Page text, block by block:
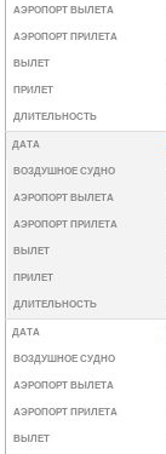
АЭРОПОРТ ВЫЛЕТА
АЭРОПОРТ ПРИЛЕТА
ВЫЛЕТ
ПРИЛЕТ
ДЛИТЕЛЬНОСТЬ
ДАТА
ВОЗДУШНОЕ СУДНО
АЭРОПОРТ ВЫЛЕТА
АЭРОПОРТ ПРИЛЕТА
ВЫЛЕТ
ПРИЛЕТ
ДЛИТЕЛЬНОСТЬ
ДАТА
ВОЗДУШНОЕ СУДНО
АЭРОПОРТ ВЫЛЕТА
АЭРОПОРТ ПРИЛЕТА
ВЫЛЕТ